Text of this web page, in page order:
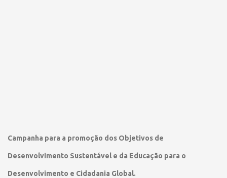
Campanha para a promoção dos Objetivos de
Desenvolvimento Sustentável e da Educação para o
Desenvolvimento e Cidadania Global.